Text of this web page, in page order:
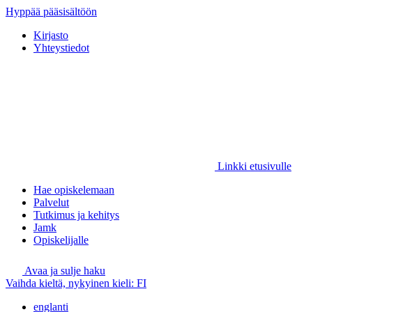
Hyppää pääsisältöön
Kirjasto
Yhteystiedot
Linkki etusivulle
Hae opiskelemaan
Palvelut
Tutkimus ja kehitys
Jamk
Opiskelijalle
Avaa ja sulje haku
Vaihda kieltä, nykyinen kieli: FI
englanti